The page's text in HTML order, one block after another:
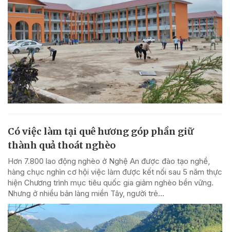
Có việc làm tại quê hương góp phần giữ
thành quả thoát nghèo
Hơn 7.800 lao động nghèo ở Nghệ An được đào tạo nghề,
hàng chục nghìn cơ hội việc làm được kết nối sau 5 năm thực
hiện Chương trình mục tiêu quốc gia giảm nghèo bền vững.
Nhưng ở nhiều bản làng miền Tây, người trẻ...